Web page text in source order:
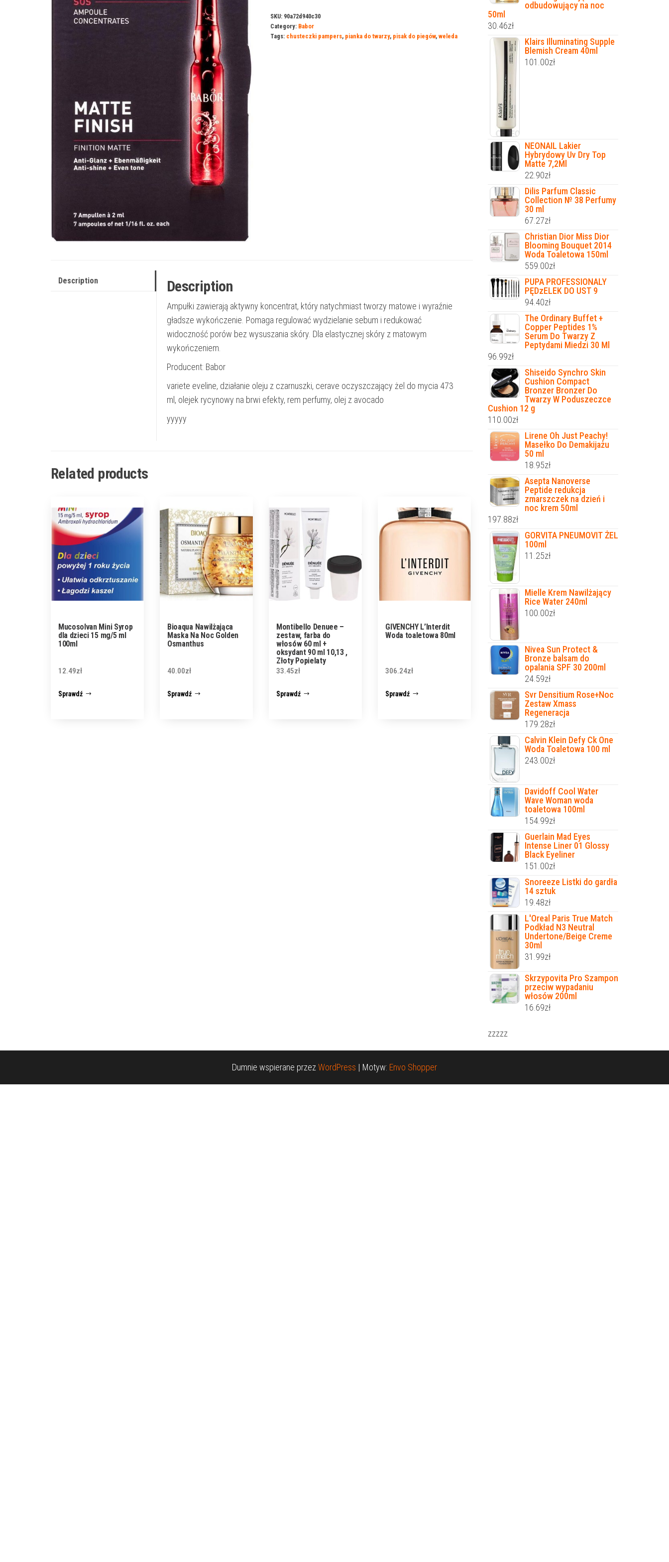
SKU: 90a72d940c30
Category: Babor
Tags: chusteczki pampers, pianka do twarzy, pisak do piegów, weleda
Description Description
Ampułki zawierają aktywny koncentrat, który natychmiast tworzy matowe i wyraźnie
gładsze wykończenie. Pomaga regulować wydzielanie sebum i redukować
widoczność porów bez wysuszania skóry. Dla elastycznej skóry z matowym
wykończeniem.
Producent: Babor
variete eveline, działanie oleju z czarnuszki, cerave oczyszczający żel do mycia 473
ml, olejek rycynowy na brwi efekty, rem perfumy, olej z avocado
yyyyy
Related products
Mucosolvan Mini Syrop
dla dzieci 15 mg/5 ml
100ml
12.49zł
Sprawdź
Bioaqua Nawilżająca
Maska Na Noc Golden
Osmanthus
40.00zł
Sprawdź
Montibello Denuee –
zestaw, farba do
włosów 60 ml +
oksydant 90 ml 10,13 ,
Złoty Popielaty
Platynowy Blond 33 VOL
33.45zł
Sprawdź
GIVENCHY L’Interdit
Woda toaletowa 80ml
306.24zł
Sprawdź
odbudowujący na noc
50ml
30.46zł
Klairs Illuminating Supple
Blemish Cream 40ml
101.00zł
NEONAIL Lakier
Hybrydowy Uv Dry Top
Matte 7,2Ml
22.90zł
Dilis Parfum Classic
Collection № 38 Perfumy
30 ml
67.27zł
Christian Dior Miss Dior
Blooming Bouquet 2014
Woda Toaletowa 150ml
559.00zł
PUPA PROFESSIONALY
PĘDzELEK DO UST 9
94.40zł
The Ordinary Buffet +
Copper Peptides 1%
Serum Do Twarzy Z
Peptydami Miedzi 30 Ml
96.99zł
Shiseido Synchro Skin
Cushion Compact
Bronzer Bronzer Do
Twarzy W Poduszeczce
Cushion 12 g
110.00zł
Lirene Oh Just Peachy!
Masełko Do Demakijażu
50 ml
18.95zł
Asepta Nanoverse
Peptide redukcja
zmarszczek na dzień i
noc krem 50ml
197.88zł
GORVITA PNEUMOVIT ŻEL
100ml
11.25zł
Mielle Krem Nawilżający
Rice Water 240ml
100.00zł
Nivea Sun Protect &
Bronze balsam do
opalania SPF 30 200ml
24.59zł
Svr Densitium Rose+Noc
Zestaw Xmass
Regeneracja
179.28zł
Calvin Klein Defy Ck One
Woda Toaletowa 100 ml
243.00zł
Davidoff Cool Water
Wave Woman woda
toaletowa 100ml
154.99zł
Guerlain Mad Eyes
Intense Liner 01 Glossy
Black Eyeliner
151.00zł
Snoreeze Listki do gardła
14 sztuk
19.48zł
L'Oreal Paris True Match
Podkład N3 Neutral
Undertone/Beige Creme
30ml
31.99zł
Skrzypovita Pro Szampon
przeciw wypadaniu
włosów 200ml
16.69zł
zzzzz
Dumnie wspierane przez WordPress | Motyw: Envo Shopper